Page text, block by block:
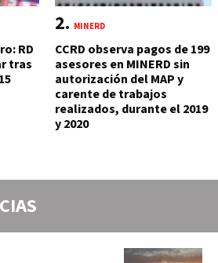
RD
tras
MINERD
CCRD observa pagos de 199
asesores en MINERD sin
autorización del MAP y
carente de trabajos
realizados, durante el 2019
y 2020